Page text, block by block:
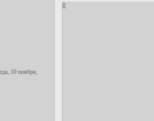
10 ноября,
0